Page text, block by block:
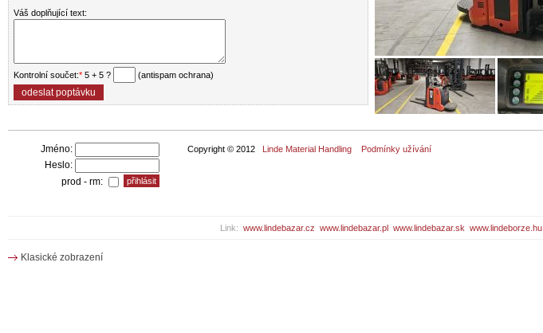
Váš doplňující text:
Kontrolní součet:*5 + 5 ? (antispam ochrana)
Jméno:
Heslo:
prod - rm:
Copyright © 2012 Linde Material Handling Podmínky užívání
Link: www.lindebazar.cz www.lindebazar.pl www.lindebazar.sk www.lindeborze.hu